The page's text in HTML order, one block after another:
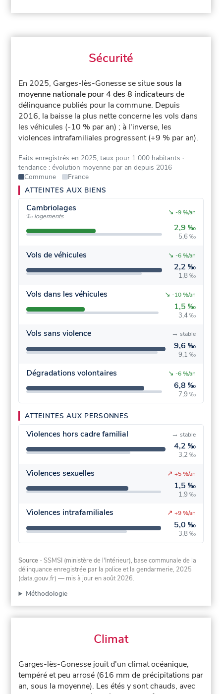
Sécurité
En 2025, Garges-lès-Gonesse se situesous la
moyenne nationale pour 4 des 8 indicateurs de
délinquance publiés pour la commune. Depuis
2016, la baisse la plus nette concerne les vols dans
les véhicules (-10 % par an) ; à l'inverse, les
violences intrafamiliales progressent (+9 % par an).
Faits enregistrés en 2025, taux pour 1 000 habitants ·
tendance : évolution moyenne par an depuis 2016
Commune
France
ATTEINTES AUX BIENS
Cambriolages
‰ logements
2,9 ‰
5,6 ‰
↘ -9 %/an
Vols de véhicules
2,2 ‰
1,8 ‰
↘ -6 %/an
Vols dans les véhicules
1,5 ‰
3,4 ‰
↘ -10 %/an
Vols sans violence
9,6 ‰
9,1 ‰
→ stable
Dégradations volontaires
6,8 ‰
7,9 ‰
↘ -6 %/an
ATTEINTES AUX PERSONNES
Violences hors cadre familial
4,2 ‰
3,2 ‰
→ stable
Violences sexuelles
1,5 ‰
1,9 ‰
↗ +5 %/an
Violences intrafamiliales
5,0 ‰
3,8 ‰
↗ +9 %/an
Source - SSMSI (ministère de l'Intérieur), base communale de la
délinquance enregistrée par la police et la gendarmerie, 2025
(data.gouv.fr) — mis à jour en août 2026.
Méthodologie
Climat
Garges-lès-Gonesse jouit d'un climat océanique,
tempéré et peu arrosé (616 mm de précipitations par
an, sous la moyenne). Les étés y sont chauds, avec